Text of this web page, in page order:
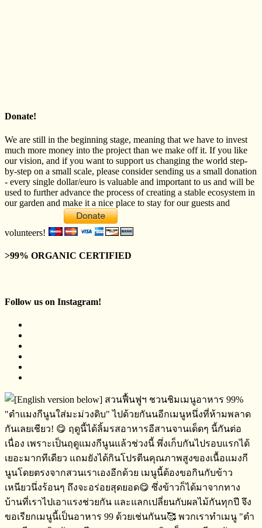
Donate!
We are still in the beginning stage, meaning that we have to invest
much more money into the project than we make off it. If you like
our vision, and if you want to support us changing the world step-
by-step on a small scale, please consider sending us a small donation
- every single dollar/euro is valuable and important to us and will be
used to further advance the process of creating a stable ecosystem in
our garden and make it a nice place to stay for our guests and
volunteers!
>99% ORGANIC CERTIFIED
Follow us on Instagram!